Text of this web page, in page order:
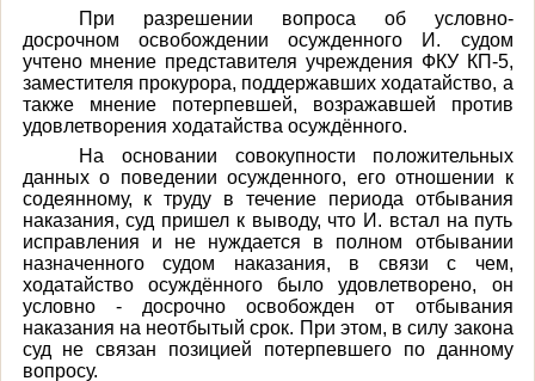
При разрешении вопроса об условно-
досрочном освобождении осужденного И. судом
учтено мнение представителя учреждения ФКУ КП-5,
заместителя прокурора, поддержавших ходатайство, а
также мнение потерпевшей, возражавшей против
удовлетворения ходатайства осуждённого.
На основании совокупности положительных
данных о поведении осужденного, его отношении к
содеянному, к труду в течение периода отбывания
наказания, суд пришел к выводу, что И. встал на путь
исправления и не нуждается в полном отбывании
назначенного судом наказания, в связи с чем,
ходатайство осуждённого было удовлетворено, он
условно - досрочно освобожден от отбывания
наказания на неотбытый срок. При этом, в силу закона
суд не связан позицией потерпевшего по данному
вопросу.